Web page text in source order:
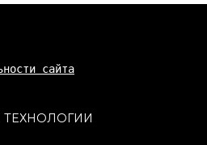
сайта
ТЕХНОЛОГИИ